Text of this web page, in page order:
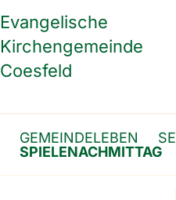
Evangelische
Kirchengemeinde
Coesfeld
GEMEINDELEBEN
SPIELENACHMITTAG